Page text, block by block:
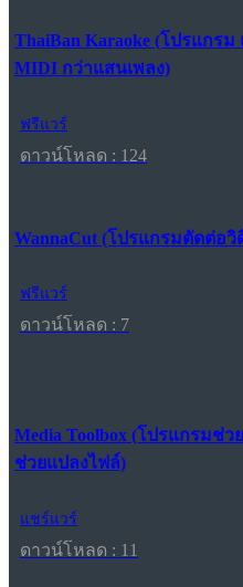
ThaiBan Karaoke (โปรแกร
MIDI กว่าแสนเพลง)
ฟรีแวร์
ดาวน์โหลด : 124
WannaCut (โปรแกรมตัดต่อ
ฟรีแวร์
ดาวน์โหลด : 7
Media Toolbox (โปรแกรมช่
ช่วยแปลงไฟล์)
แชร์แวร์
ดาวน์โหลด : 11